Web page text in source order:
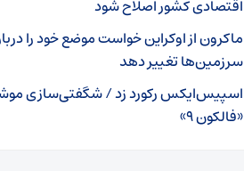
اقتصادی کشور اصلاح شود
ماکرون از اوکراین خواست موضع خود را
سرزمین‌ها تغییر دهد
اسپیس‌ایکس رکورد زد / شگفتی‌سازی
«فالکون ۹»